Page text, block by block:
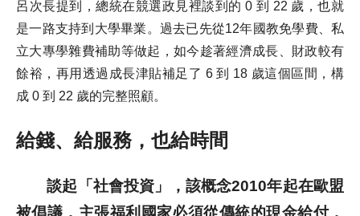
呂次長提到，總統在競選政見裡談到的 0 到 22 歲，也就
是一路支持到大學畢業。過去已先從12年國教免學費、私
立大專學雜費補助等做起，如今趁著經濟成長、財政較有
餘裕，再用透過成長津貼補足了 6 到 18 歲這個區間，構
成 0 到 22 歲的完整照顧。
給錢、給服務，也給時間
談起「社會投資」，該概念2010年起在歐盟
被倡議，主張福利國家必須從傳統的現金給付，